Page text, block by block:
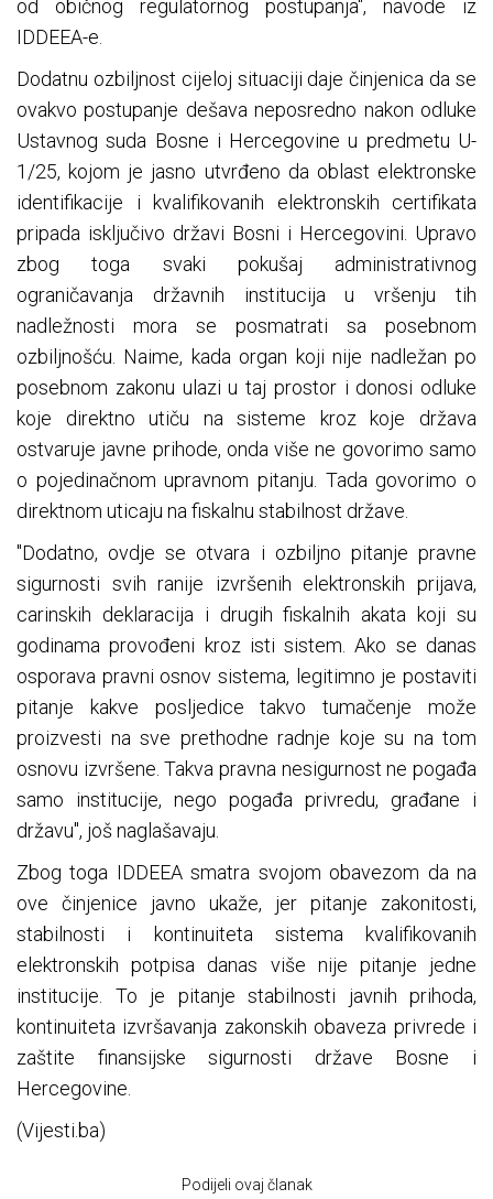
od običnog regulatornog postupanja", navode iz
IDDEEA-e.
Dodatnu ozbiljnost cijeloj situaciji daje činjenica da se
ovakvo postupanje dešava neposredno nakon odluke
Ustavnog suda Bosne i Hercegovine u predmetu U-
1/25, kojom je jasno utvrđeno da oblast elektronske
identifikacije i kvalifikovanih elektronskih certifikata
pripada isključivo državi Bosni i Hercegovini. Upravo
zbog toga svaki pokušaj administrativnog
ograničavanja državnih institucija u vršenju tih
nadležnosti mora se posmatrati sa posebnom
ozbiljnošću. Naime, kada organ koji nije nadležan po
posebnom zakonu ulazi u taj prostor i donosi odluke
koje direktno utiču na sisteme kroz koje država
ostvaruje javne prihode, onda više ne govorimo samo
o pojedinačnom upravnom pitanju. Tada govorimo o
direktnom uticaju na fiskalnu stabilnost države.
"Dodatno, ovdje se otvara i ozbiljno pitanje pravne
sigurnosti svih ranije izvršenih elektronskih prijava,
carinskih deklaracija i drugih fiskalnih akata koji su
godinama provođeni kroz isti sistem. Ako se danas
osporava pravni osnov sistema, legitimno je postaviti
pitanje kakve posljedice takvo tumačenje može
proizvesti na sve prethodne radnje koje su na tom
osnovu izvršene. Takva pravna nesigurnost ne pogađa
samo institucije, nego pogađa privredu, građane i
državu", još naglašavaju.
Zbog toga IDDEEA smatra svojom obavezom da na
ove činjenice javno ukaže, jer pitanje zakonitosti,
stabilnosti i kontinuiteta sistema kvalifikovanih
elektronskih potpisa danas više nije pitanje jedne
institucije. To je pitanje stabilnosti javnih prihoda,
kontinuiteta izvršavanja zakonskih obaveza privrede i
zaštite finansijske sigurnosti države Bosne i
Hercegovine.
(Vijesti.ba)
Podijeli ovaj članak